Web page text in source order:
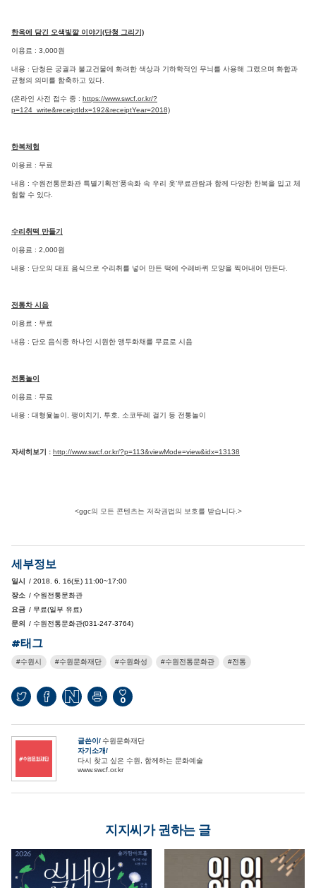
한옥에 담긴 오색빛깔 이야기(단청 그리기)
이용료 : 3,000원
내용 : 단청은 궁궐과 불교건물에 화려한 색상과 기하학적인 무늬를 사용해 그렸으며 화합과
균형의 의미를 함축하고 있다.
(온라인 사전 접수 중 : https://www.swcf.or.kr/?
p=124_write&receiptIdx=192&receiptYear=2018)
한복체험
이용료 : 무료
내용 : 수원전통문화관 특별기획전‘풍속화 속 우리 옷’무료관람과 함께 다양한 한복을 입고 체
험할 수 있다.
수리취떡 만들기
이용료 : 2,000원
내용 : 단오의 대표 음식으로 수리취를 넣어 만든 떡에 수레바퀴 모양을 찍어내어 만든다.
전통차 시음
이용료 : 무료
내용 : 단오 음식중 하나인 시원한 앵두화채를 무료로 시음
전통놀이
이용료 : 무료
내용 : 대형윷놀이, 팽이치기, 투호, 소코뚜레 걸기 등 전통놀이
자세히보기 : http://www.swcf.or.kr/?p=113&viewMode=view&idx=13138
<ggc의 모든 콘텐츠는 저작권법의 보호를 받습니다.>
세부정보
일시
/ 2018. 6. 16(토) 11:00~17:00
장소 / 수원전통문화관
요금 / 무료(일부 유료)
문의
/ 수원전통문화관(031-247-3764)
#태그
수원시 수원문화재단 수원화성 수원전통문화관 전통
0
글쓴이
수원문화재단
자기소개
다시 찾고 싶은 수원, 함께하는 문화예술
www.swcf.or.kr
지지씨가 권하는 글